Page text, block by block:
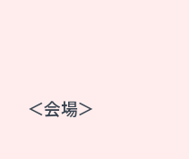
＜会場＞